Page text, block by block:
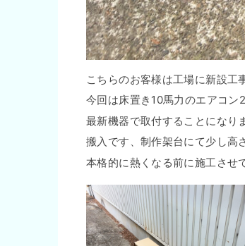
こちらのお客様は工場に新設工
今回は床置き10馬力のエアコン
最新機器で取付することになり
搬入です、制作架台にて少し高
本格的に熱くなる前に施工させ